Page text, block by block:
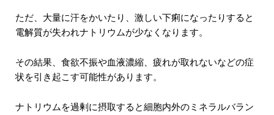
ただ、大量に汗をかいたり、激しい下痢になったりすると
電解質が失われナトリウムが少なくなります。
その結果、食欲不振や血液濃縮、疲れが取れないなどの症
状を引き起こす可能性があります。
ナトリウムを過剰に摂取すると細胞内外のミネラルバラン